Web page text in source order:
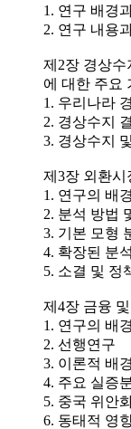
1. 연구 배경
2. 연구 내용
제2장 경상수
에 대한 주요
1. 우리나라
2. 경상수지
3. 경상수지
제3장 외환시
1. 연구의 배
2. 분석 방법
3. 기본 모형
4. 확장된 분석
5. 소결 및 정
제4장 금융
1. 연구의 배경
2. 선행연구
3. 이론적 배
4. 주요 실증
5. 중국 위안
6. 동태적 영